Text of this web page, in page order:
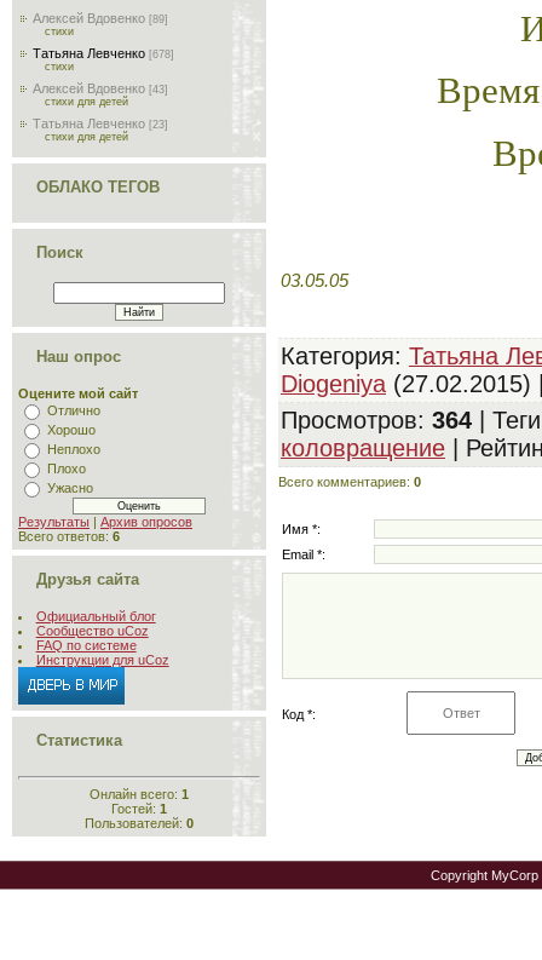
Алексей Вдовенко [89]
стихи
Татьяна Левченко [678]
стихи
Алексей Вдовенко [43]
стихи для детей
Татьяна Левченко [23]
стихи для детей
ОБЛАКО ТЕГОВ
Поиск
Наш опрос
Оцените мой сайт
Отлично
Хорошо
Неплохо
Плохо
Ужасно
Результаты | Архив опросов
Всего ответов: 6
Друзья сайта
Официальный блог
Сообщество uCoz
FAQ по системе
Инструкции для uCoz
Статистика
Онлайн всего: 1
Гостей: 1
Пользователей: 0
03.05.05
Категория: Татьяна
Diogeniya
Просмотров: 364 | Теги
коловращение |
Всего комментариев: 0
Имя *:
Email *:
Код *:
Copyright MyCorp